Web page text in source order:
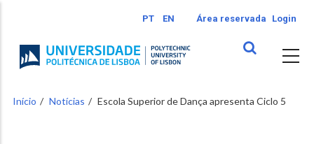
conteúdo
principal
PT EN Área reservada Login
Início Notícias Escola Superior de Dança apresenta Ciclo 5